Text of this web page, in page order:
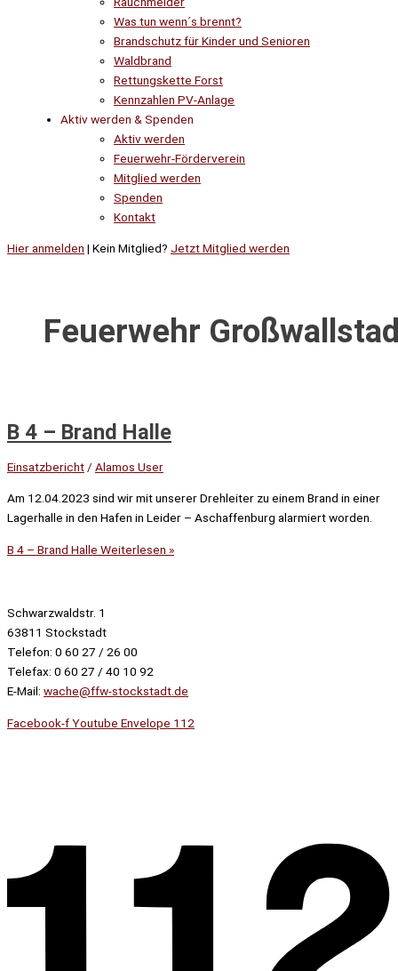
Was tun wenn´s brennt?
Brandschutz für Kinder und Senioren
Waldbrand
Rettungskette Forst
Kennzahlen PV-Anlage
Aktiv werden & Spenden
Aktiv werden
Feuerwehr-Förderverein
Mitglied werden
Spenden
Kontakt
Hier anmelden | Kein Mitglied? Jetzt Mitglied werden
Feuerwehr
B 4 – Brand Halle
Einsatzbericht/ Alamos User
Am 12.04.2023 sind wir mit unserer Drehleiter zu einem Brand in einer
Lagerhalle in den Hafen in Leider – Aschaffenburg alarmiert worden.
B 4 – Brand Halle Weiterlesen »
Schwarzwaldstr. 1
63811 Stockstadt
Telefon: 0 60 27 / 26 00
Telefax: 0 60 27 / 40 10 92
E-Mail: wache@ffw-stockstadt.de
Facebook-fYoutube Envelope 112